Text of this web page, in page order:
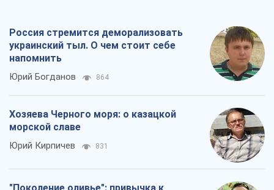
Россия стремится деморализовать
украинский тыл. О чем стоит себе
напомнить
Юрий Богданов 864
Хозяева Черного моря: о казацкой
морской славе
Юрий Кирпичев 831